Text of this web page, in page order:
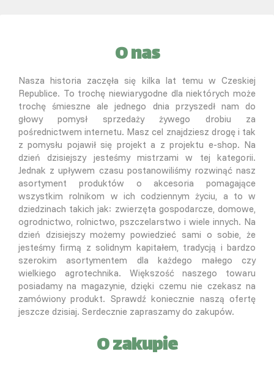
O nas
Nasza historia zaczęła się kilka lat temu w Czeskiej
Republice. To trochę niewiarygodne dla niektórych może
trochę śmieszne ale jednego dnia przyszedł nam do
głowy pomysł sprzedaży żywego drobiu za
pośrednictwem internetu. Masz cel znajdziesz drogę i tak
z pomysłu pojawił się projekt a z projektu e-shop. Na
dzień dzisiejszy jesteśmy mistrzami w tej kategorii.
Jednak z upływem czasu postanowiliśmy rozwinąć nasz
asortyment produktów o akcesoria pomagające
wszystkim rolnikom w ich codziennym życiu, a to w
dziedzinach takich jak: zwierzęta gospodarcze, domowe,
ogrodnictwo, rolnictwo, pszczelarstwo i wiele innych. Na
dzień dzisiejszy możemy powiedzieć sami o sobie, że
jesteśmy firmą z solidnym kapitałem, tradycją i bardzo
szerokim asortymentem dla każdego małego czy
wielkiego agrotechnika. Większość naszego towaru
posiadamy na magazynie, dzięki czemu nie czekasz na
zamówiony produkt. Sprawdź koniecznie naszą ofertę
jeszcze dzisiaj. Serdecznie zapraszamy do zakupów.
O zakupie